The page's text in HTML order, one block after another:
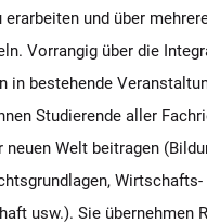
erarbeiten und über
Vorrangig über die
in bestehende
Studierende aller
neuen Welt beitragen
usw.). Sie übernehmen